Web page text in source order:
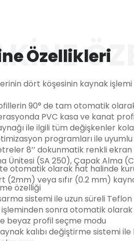
Özellikleri
dört köşesinin kaynak işlemi
90° de tam otomatik
PVC kasa ve kanat
ile ilgili tüm değişkenler
programları ile
8’’ dokunmatik renkli ekran
Ünitesi (SA 250), Çapak Alma
otomatik olarak hat halinde
(2mm) veya sıfır (0.2 mm)
özelliği
sistemi ile uzun süreli Teflon
işleminden sonra otomatik
beyaz profil seçme modu
kalıbı değiştirme sistemi